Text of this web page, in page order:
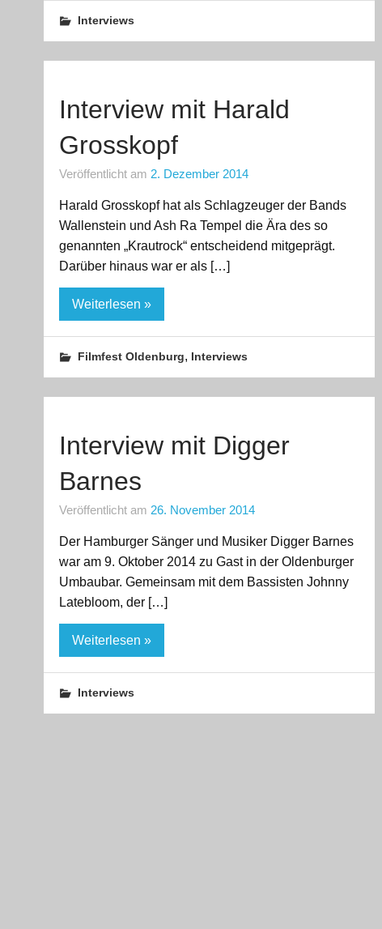
Interviews
Interview mit Harald
Grosskopf
Veröffentlicht am 2. Dezember 2014
Harald Grosskopf hat als Schlagzeuger der Bands
Wallenstein und Ash Ra Tempel die Ära des so
genannten „Krautrock“ entscheidend mitgeprägt.
Darüber hinaus war er als […]
Weiterlesen »
Filmfest Oldenburg, Interviews
Interview mit Digger
Barnes
Veröffentlicht am 26. November 2014
Der Hamburger Sänger und Musiker Digger Barnes
war am 9. Oktober 2014 zu Gast in der Oldenburger
Umbaubar. Gemeinsam mit dem Bassisten Johnny
Latebloom, der […]
Weiterlesen »
Interviews